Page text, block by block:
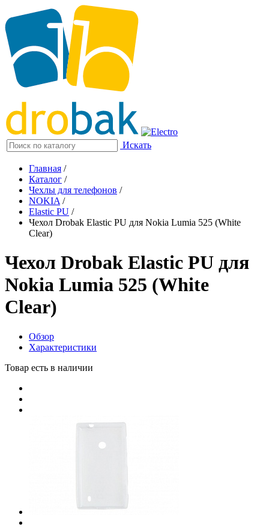
Искать
Главная /
Каталог /
Чехлы для телефонов /
NOKIA /
Elastic PU /
Чехол Drobak Elastic PU для Nokia Lumia 525 (White
Clear)
Чехол Drobak Elastic PU для
Nokia Lumia 525 (White
Clear)
Обзор
Характеристики
Товар есть в наличии